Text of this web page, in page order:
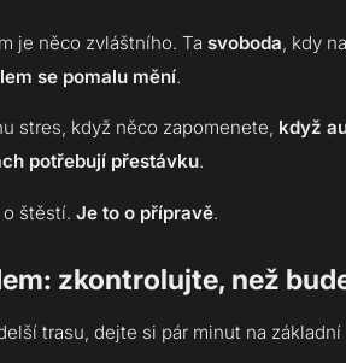
je něco zvláštního. Ta svoboda , kdy
se pomalu mění.
stres, když něco zapomenete, když
potřebují přestávku.
štěstí. Je to o přípravě.
zkontrolujte, než
trasu, dejte si pár minut na